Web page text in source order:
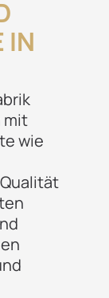
IN
mit
wie